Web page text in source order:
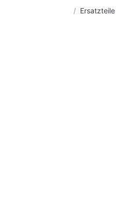
Startseite